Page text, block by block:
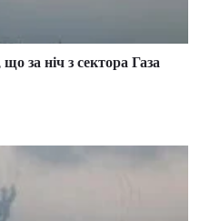
за ніч з сектора Газа